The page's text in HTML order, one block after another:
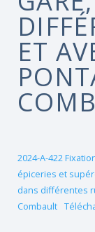
ET
2024-A-422
épiceries et
dans différentes
Combault